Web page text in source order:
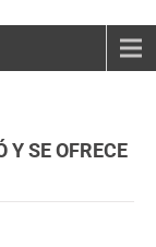
Y SE OFRECE